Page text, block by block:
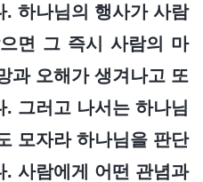
. 하나님의 행사가 사람
면 그 즉시 사람의 마
과 오해가 생겨나고 또
그러고 나서는 하나님
모자라 하나님을 판단
사람에게 어떤 관념과